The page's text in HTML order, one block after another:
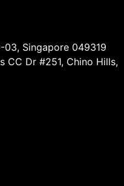
Singapore 049319
CC Dr #251, Chino Hills,